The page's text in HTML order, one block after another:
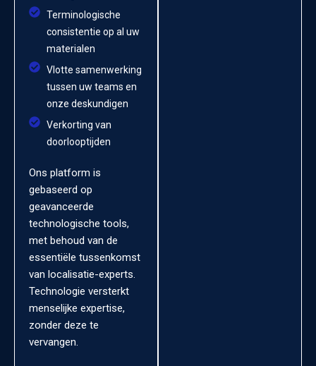
Terminologische
consistentie op al uw
materialen
Vlotte samenwerking
tussen uw teams en
onze deskundigen
Verkorting van
doorlooptijden
Ons platform is
gebaseerd op
geavanceerde
technologische tools,
met behoud van de
essentiële tussenkomst
van localisatie-experts.
Technologie versterkt
menselijke expertise,
zonder deze te
vervangen.